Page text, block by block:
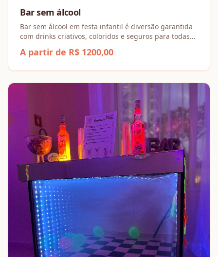
Bar sem álcool
Bar sem álcool em festa infantil é diversão garantida
com drinks criativos, coloridos e seguros para todas
A partir de R$ 1200,00